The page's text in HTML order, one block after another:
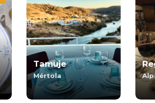
Tamuje
Mértola